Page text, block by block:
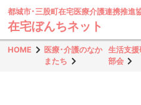
都城市･三股町在宅医療介護連携推進
在宅ぼんちネット
HOME
医療･介護のなか
またち
生活支援
部会